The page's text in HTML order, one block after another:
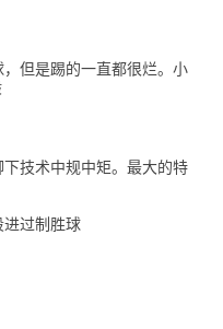
但是踢的一直都很烂。小
技术中规中矩。最大的特
进过制胜球